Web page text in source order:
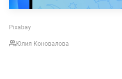
Pixabay
Юлия Коновалова